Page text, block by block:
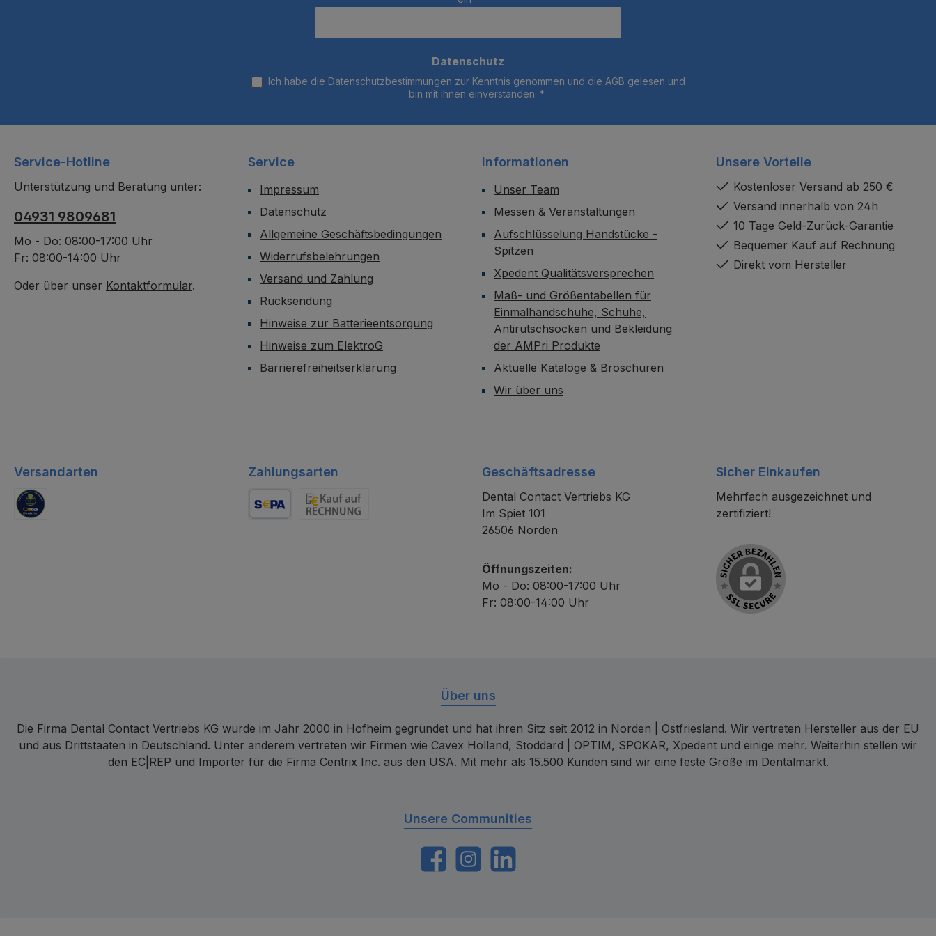
Datenschutz
Ich habe die Datenschutzbestimmungen zur Kenntnis genommen und die AGB gelesen und
bin mit ihnen einverstanden. *
Service-Hotline
Unterstützung und Beratung unter:
04931 9809681
Mo - Do: 08:00-17:00 Uhr
Fr: 08:00-14:00 Uhr
Oder über unser Kontaktformular.
Service
Impressum
Datenschutz
Allgemeine Geschäftsbedingungen
Widerrufsbelehrungen
Versand und Zahlung
Rücksendung
Hinweise zur Batterieentsorgung
Hinweise zum ElektroG
Barrierefreiheitserklärung
Informationen
Unser Team
Messen & Veranstaltungen
Aufschlüsselung Handstücke -
Spitzen
Xpedent Qualitätsversprechen
Maß- und Größentabellen für
Einmalhandschuhe, Schuhe,
Antirutschsocken und Bekleidung
der AMPri Produkte
Aktuelle Kataloge & Broschüren
Wir über uns
Unsere Vorteile
Kostenloser Versand ab 250 €
Versand innerhalb von 24h
10 Tage Geld-Zurück-Garantie
Bequemer Kauf auf Rechnung
Direkt vom Hersteller
Versandarten Zahlungsarten Geschäftsadresse
Dental Contact Vertriebs KG
Im Spiet 101
26506 Norden
Öffnungszeiten:
Mo - Do: 08:00-17:00 Uhr
Fr: 08:00-14:00 Uhr
Sicher Einkaufen
Mehrfach ausgezeichnet und
zertifiziert!
Über uns
Die Firma Dental Contact Vertriebs KG wurde im Jahr 2000 in Hofheim gegründet und hat ihren Sitz seit 2012 in Norden | Ostfriesland. Wir vertreten Hersteller aus der EU
und aus Drittstaaten in Deutschland. Unter anderem vertreten wir Firmen wie Cavex Holland, Stoddard | OPTIM, SPOKAR, Xpedent und einige mehr. Weiterhin stellen wir
den EC|REP und Importer für die Firma Centrix Inc. aus den USA. Mit mehr als 15.500 Kunden sind wir eine feste Größe im Dentalmarkt.
Unsere Communities
https://www.facebook.com/dentalcontact
InstagramLinkedIn